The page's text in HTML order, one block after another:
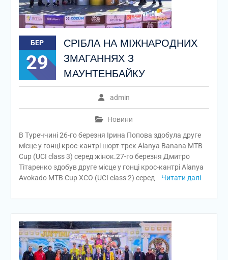
БЕР
29
СРІБЛА НА МІЖНАРОДНИХ
ЗМАГАННЯХ З
МАУНТЕНБАЙКУ
admin
Новини
В Туреччині 26-го березня Ірина Попова здобула друге
місце у гонці крос-кантрі шорт-трек Alanya Banana MTB
Cup (UCI class 3) серед жінок.27-го березня Дмитро
Тітаренко здобув друге місце у гонці крос-кантрі Alanya
Avokado MTB Cup XCO (UCI class 2) серед
Читати далі